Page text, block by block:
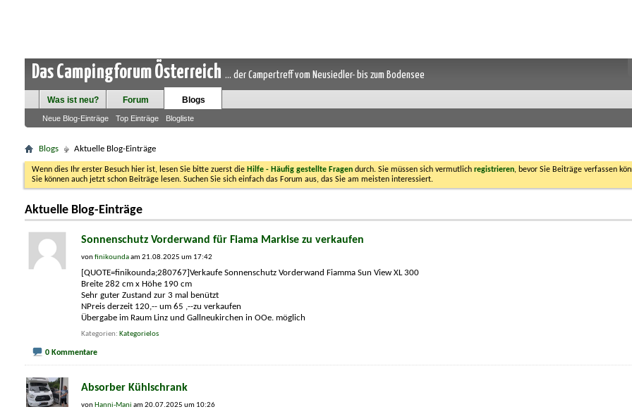
Das Campingforum Österreich ... der Campertreff vom Neusiedler- bis zum Bodensee
Was ist neu? Forum Blogs
Neue Blog-Einträge Top Einträge Blogliste
Blogs Aktuelle Blog-Einträge
Wenn dies Ihr erster Besuch hier ist, lesen Sie bitte zuerst die Hilfe - Häufig gestellte Fragen durch. Sie müssen sich vermutlich registrieren, bevor Sie Beiträge verfassen
Sie können auch jetzt schon Beiträge lesen. Suchen Sie sich einfach das Forum aus, das Sie am meisten interessiert.
Aktuelle Blog-Einträge
Sonnenschutz Vorderwand für Fiama Markise zu verkaufen
vonfinikoundaam 21.08.2025 um 17:42
[QUOTE=finikounda;280767]Verkaufe Sonnenschutz Vorderwand Fiamma Sun View XL 300
Breite 282 cm x Höhe 190 cm
Sehr guter Zustand zur 3 mal benützt
NPreis derzeit 120,-- um 65 ,--zu verkaufen
Übergabe im Raum Linz und Gallneukirchen in OOe. möglich
Kategorien Kategorielos
0 Kommentare
Absorber Kühlschrank
von Hanni-Mani am 20.07.2025 um 10:26